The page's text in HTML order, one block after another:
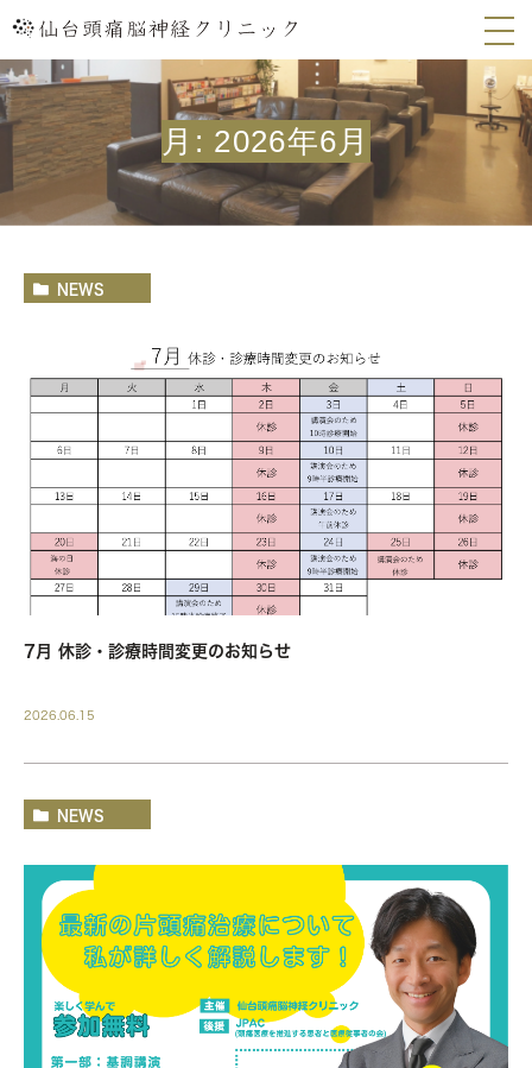
月: 2026年6月
NEWS
7月 休診・診療時間変更のお知らせ
2026.06.15
NEWS